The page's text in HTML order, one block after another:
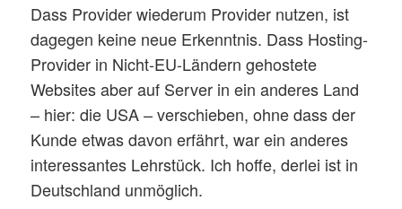
Dass Provider wiederum Provider nutzen, ist
dagegen keine neue Erkenntnis. Dass Hosting-
Provider in Nicht-EU-Ländern gehostete
Websites aber auf Server in ein anderes Land
– hier: die USA – verschieben, ohne dass der
Kunde etwas davon erfährt, war ein anderes
interessantes Lehrstück. Ich hoffe, derlei ist in
Deutschland unmöglich.